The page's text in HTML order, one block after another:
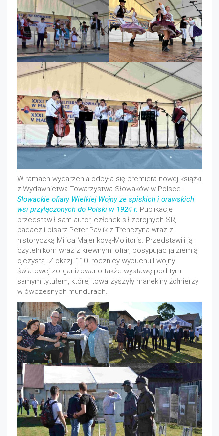
W ramach wydarzenia odbyła się premiera nowej książki
z Wydawnictwa Towarzystwa Słowaków w Polsce
Słowackie ofiary Wielkiej Wojny ze spiskich i orawskich
wsi przyłączonych do Polski w 1924 r. Publikację
przedstawił sam autor, członek sił zbrojnych SR,
badacz i pisarz Peter Pavlík z Trenczyna wraz z
historyczką Milicą Majerikovą-Molitoris. Przedstawili ją
czytelnikom wraz z krewnymi ofiar, posypując ją ziemią
ojczystą. Z okazji 110. rocznicy wybuchu I wojny
światowej zorganizowano także wystawę pod tym
samym tytułem, której towarzyszyły manekiny żołnierzy
w ówczesnych mundurach.